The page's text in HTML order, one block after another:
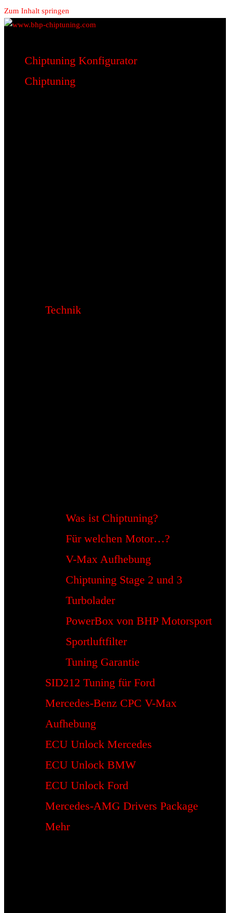
Zum Inhalt springen
www.bhp-chiptuning.com
BHP Motorsport
Chiptuning Konfigurator
Chiptuning
Technik
Was ist Chiptuning?
Für welchen Motor…?
V-Max Aufhebung
Chiptuning Stage 2 und 3
Turbolader
PowerBox von BHP Motorsport
Sportluftfilter
Tuning Garantie
SID212 Tuning für Ford
Mercedes-Benz CPC V-Max
Aufhebung
ECU Unlock Mercedes
ECU Unlock BMW
ECU Unlock Ford
Mercedes-AMG Drivers Package
Mehr